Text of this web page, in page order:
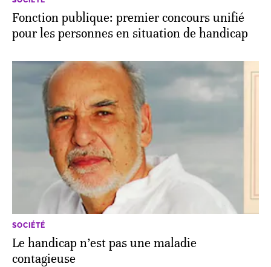
Fonction publique: premier concours unifié
pour les personnes en situation de handicap
SOCIÉTÉ
Le handicap n’est pas une maladie
contagieuse